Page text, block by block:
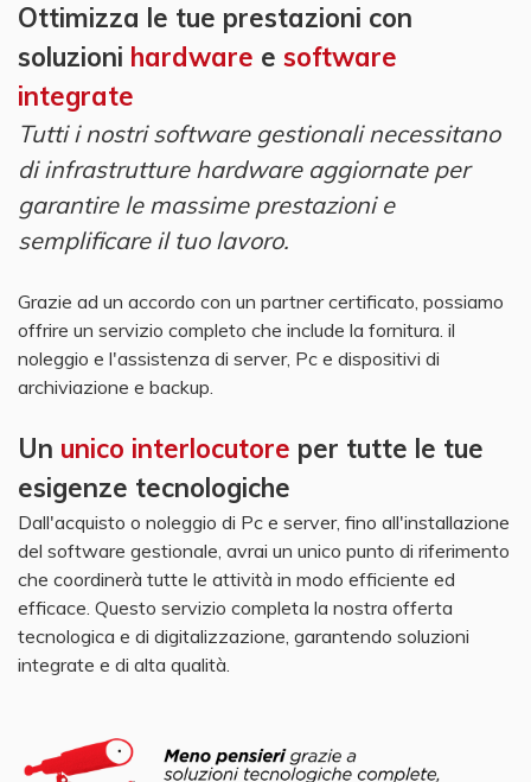
Ottimizza le tue prestazioni con
soluzioni hardware e software
integrate
Tutti i nostri software gestionali necessitano
di infrastrutture hardware aggiornate per
garantire le massime prestazioni e
semplificare il tuo lavoro.
Grazie ad un accordo con un partner certificato, possiamo
offrire un servizio completo che include la fornitura. il
noleggio e l'assistenza di server, Pc e dispositivi di
archiviazione e backup.
Un unico interlocutore per tutte le tue
esigenze tecnologiche
Dall'acquisto o noleggio di Pc e server, fino all'installazione
del software gestionale, avrai un unico punto di riferimento
che coordinerà tutte le attività in modo efficiente ed
efficace. Questo servizio completa la nostra offerta
tecnologica e di digitalizzazione, garantendo soluzioni
integrate e di alta qualità.